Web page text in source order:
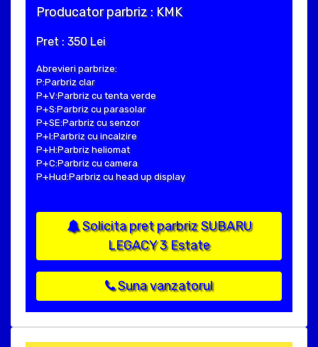
Producator parbriz : KMK
Pret : 350 Lei
Abrevieri parbrize:
P:Parbriz clar
P+V:Parbriz cu tenta verde
P+S:Parbriz cu parasolar
P+SE:Parbriz cu senzor
P+I:Parbriz cu incalzire
P+H:Parbriz heliomat
P+C:Parbriz cu camera
P+Hud:Parbriz cu head up display
Solicita pret parbriz SUBARU
LEGACY 3 Estate
Suna vanzatorul